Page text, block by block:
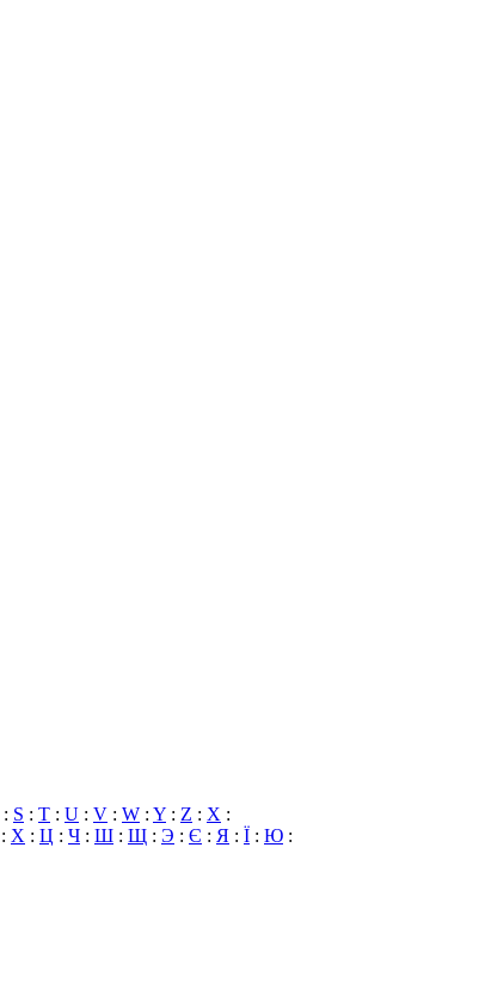
: S : T : U : V : W : Y : Z : X :
: Х : Ц : Ч : Ш : Щ : Э : Є : Я : Ї : Ю :